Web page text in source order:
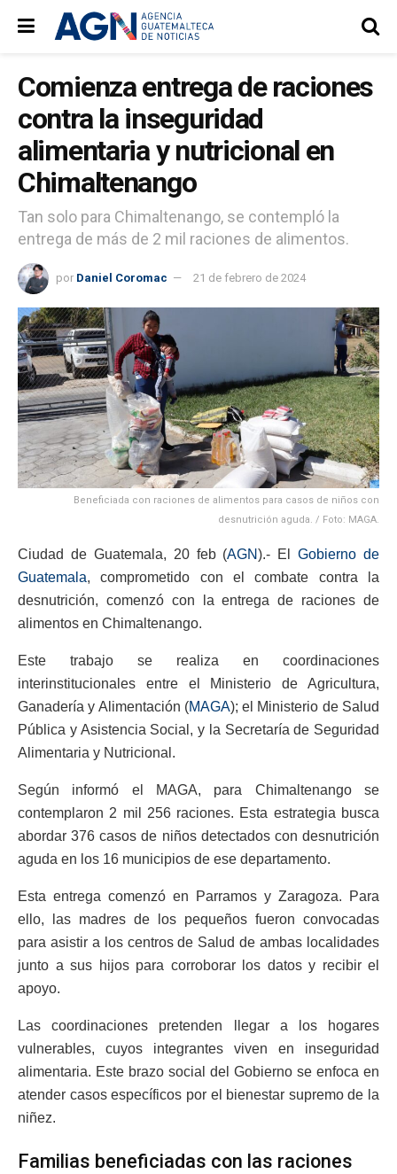
Comienza entrega de raciones
contra la inseguridad
alimentaria y nutricional en
Chimaltenango
Tan solo para Chimaltenango, se contempló la
entrega de más de 2 mil raciones de alimentos.
por Daniel Coromac 21 de febrero de 2024
Beneficiada con raciones de alimentos para casos de niños con
desnutrición aguda. / Foto: MAGA.
Ciudad de Guatemala, 20 feb (AGN).- ElGobierno de
Guatemala, comprometido con el combate contra la
desnutrición, comenzó con la entrega de raciones de
alimentos en Chimaltenango.
Este trabajo se realiza en coordinaciones
interinstitucionales entre el Ministerio de Agricultura,
Ganadería y Alimentación (MAGA); el Ministerio de Salud
Pública y Asistencia Social, y la Secretaría de Seguridad
Alimentaria y Nutricional.
Según informó el MAGA, para Chimaltenango se
contemplaron 2 mil 256 raciones. Esta estrategia busca
abordar 376 casos de niños detectados con desnutrición
aguda en los 16 municipios de ese departamento.
Esta entrega comenzó en Parramos y Zaragoza. Para
ello, las madres de los pequeños fueron convocadas
para asistir a los centros de Salud de ambas localidades
junto a sus hijos para corroborar los datos y recibir el
apoyo.
Las coordinaciones pretenden llegar a los hogares
vulnerables, cuyos integrantes viven en inseguridad
alimentaria. Este brazo social del Gobierno se enfoca en
atender casos específicos por el bienestar supremo de la
niñez.
Familias beneficiadas con las raciones